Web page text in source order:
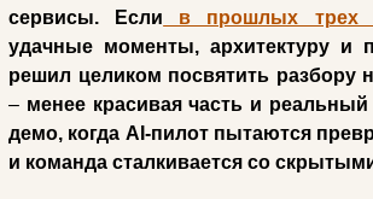
сервисы. Если в прошлых трех
удачные моменты, архитектуру и
решил целиком посвятить разбору
– менее красивая часть и реальный
демо, когда AI-пилот пытаются
и команда сталкивается со